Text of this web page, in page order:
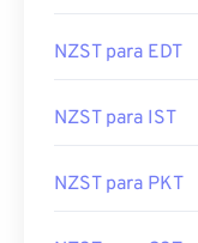
NZST para EDT
NZST para IST
NZST para PKT